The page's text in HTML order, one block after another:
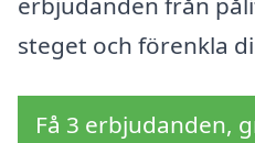
steget och förenkla
Få 3 erbjudanden,